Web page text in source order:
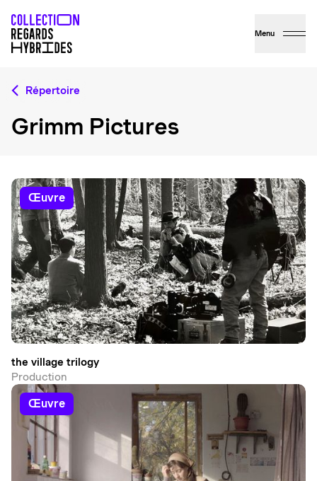
Menu
Répertoire
Grimm Pictures
œuvre
the village trilogy
Production
œuvre